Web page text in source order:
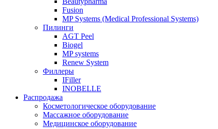
Fusion
MP Systems (Medical Professional Systems)
Пилинги
AGT Peel
Biogel
MP systems
Renew System
Филлеры
IFiller
INOBELLE
Распродажа
Косметологическое оборудование
Массажное оборудование
Медицинское оборудование